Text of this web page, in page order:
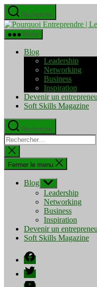
Aller
au
contenu
Recherche
Menu
Blog
Leadership
Networking
Business
Inspiration
Devenir un
Soft Skills Magazine
Recherche
Rechercher :
Fermer
la
recherche
Fermer le menu
Blog Afficher
le
sous-
menu
Leadership
Networking
Business
Inspiration
Devenir un
Soft Skills Magazine
Facebook
Twitter
YouTube